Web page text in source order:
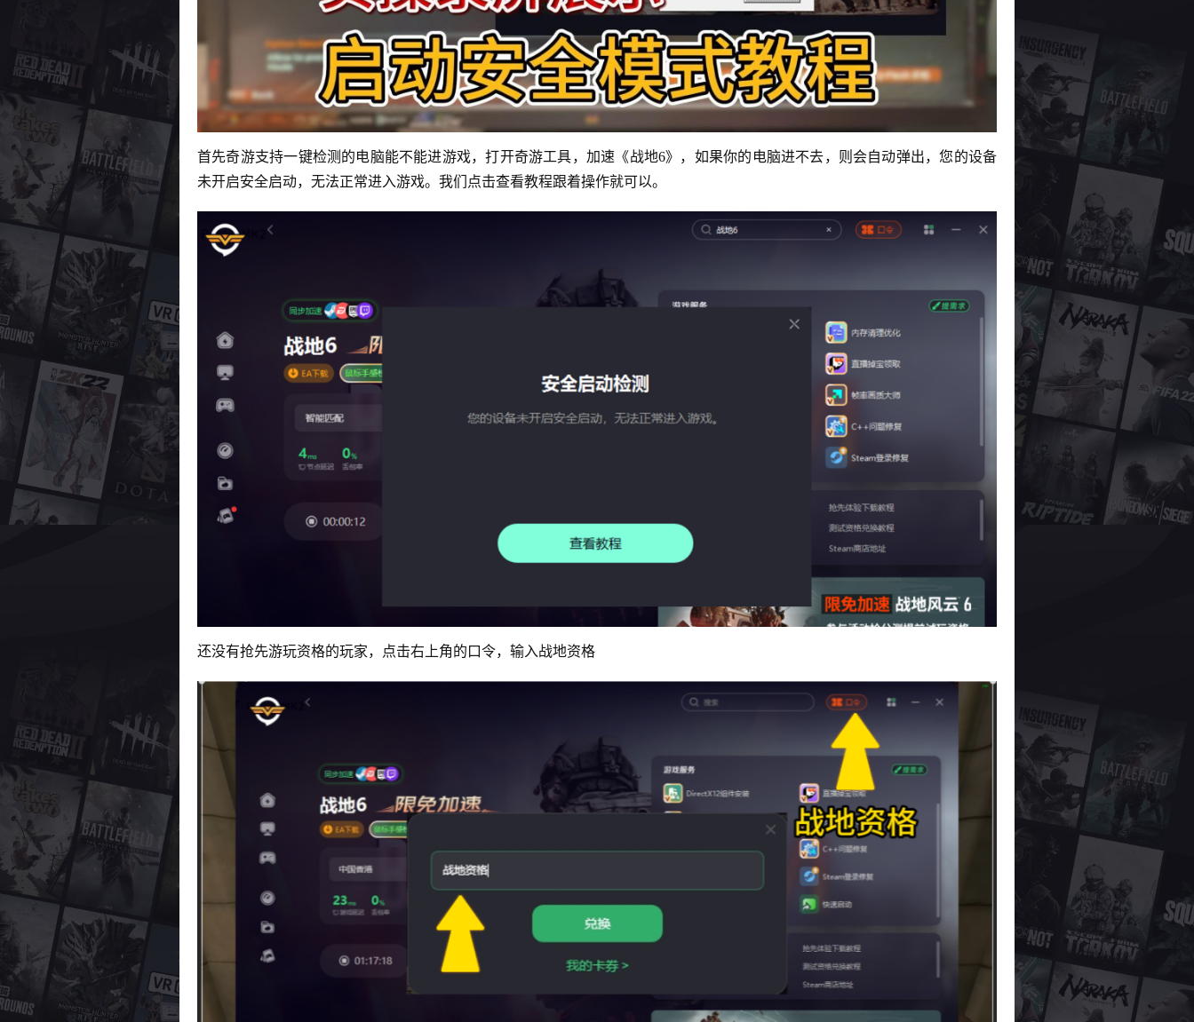
首先奇游支持一键检测的电脑能不能进游戏，打开奇游工具，加速《战地6》，如果你的电脑进不去，则会自动弹出，您的设备
未开启安全启动，无法正常进入游戏。我们点击查看教程跟着操作就可以。
还没有抢先游玩资格的玩家，点击右上角的口令，输入战地资格